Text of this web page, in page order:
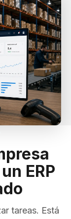
ERP
tareas. Está